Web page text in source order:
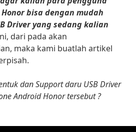
bisa dengan mudah
Driver yang sedang kalian
dari pada akan
maka kami buatlah artikel
dan Support daru USB Driver
Android Honor tersebut ?